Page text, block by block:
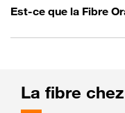
Est-ce que la Fibre
La fibre